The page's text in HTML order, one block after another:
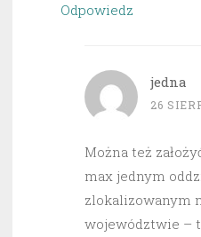
Odpowiedz
jedna
26
Można też
max jednym
zlokalizowanym
województwie –